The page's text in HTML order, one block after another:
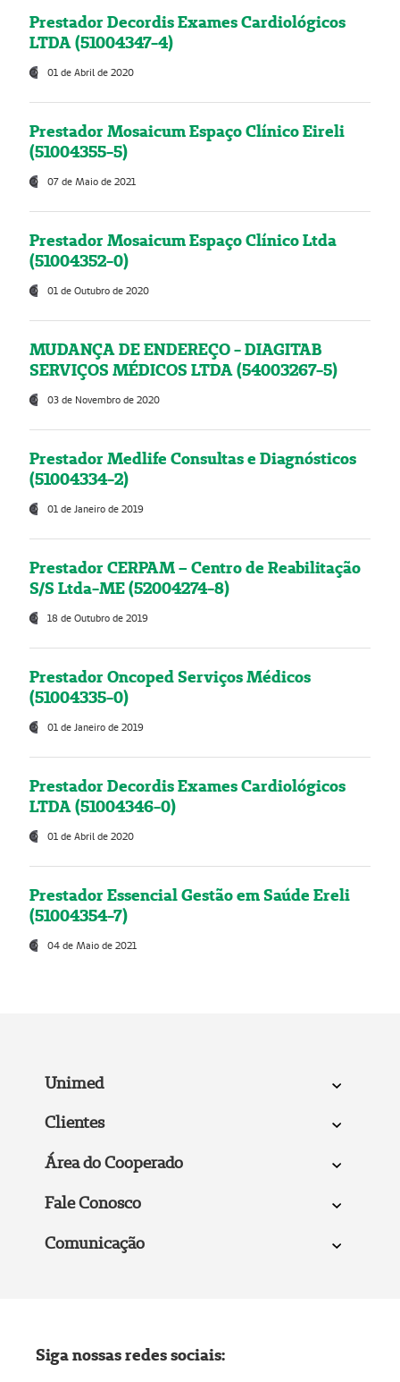
Prestador Decordis Exames Cardiológicos
LTDA (51004347-4)
01 de Abril de 2020
Prestador Mosaicum Espaço Clínico Eireli
(51004355-5)
07 de Maio de 2021
Prestador Mosaicum Espaço Clínico Ltda
(51004352-0)
01 de Outubro de 2020
MUDANÇA DE ENDEREÇO - DIAGITAB
SERVIÇOS MÉDICOS LTDA (54003267-5)
03 de Novembro de 2020
Prestador Medlife Consultas e Diagnósticos
(51004334-2)
01 de Janeiro de 2019
Prestador CERPAM – Centro de Reabilitação
S/S Ltda-ME (52004274-8)
18 de Outubro de 2019
Prestador Oncoped Serviços Médicos
(51004335-0)
01 de Janeiro de 2019
Prestador Decordis Exames Cardiológicos
LTDA (51004346-0)
01 de Abril de 2020
Prestador Essencial Gestão em Saúde Ereli
(51004354-7)
04 de Maio de 2021
Unimed
Clientes
Área do Cooperado
Fale Conosco
Comunicação
Siga nossas redes sociais: